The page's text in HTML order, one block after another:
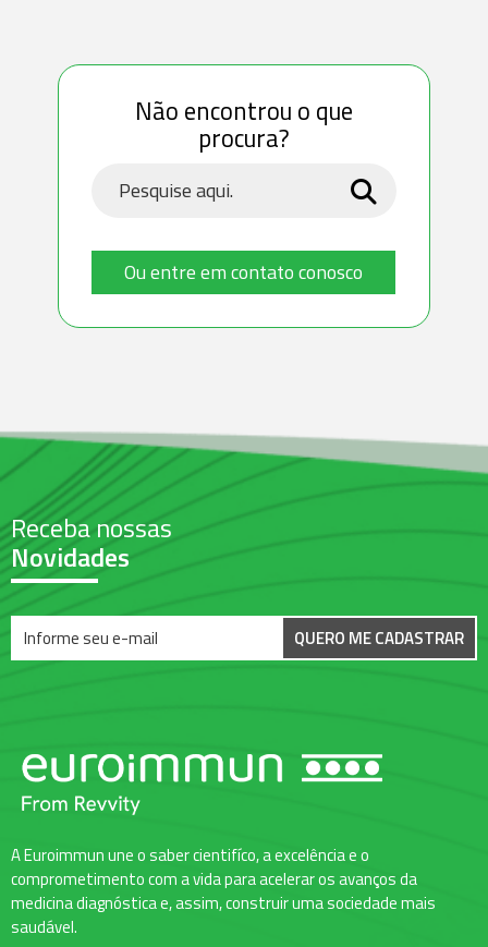
Não encontrou o que
procura?
Ou entre em contato conosco
Receba nossas
Novidades
QUERO ME CADASTRAR
A Euroimmun une o saber cientifíco, a excelência e o
comprometimento com a vida para acelerar os avanços da
medicina diagnóstica e, assim, construir uma sociedade mais
saudável.